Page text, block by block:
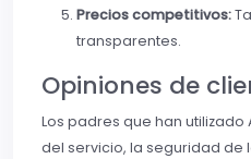
Precios competitivos:
transparentes.
Opiniones de
Los padres que han
del servicio, la seguridad de